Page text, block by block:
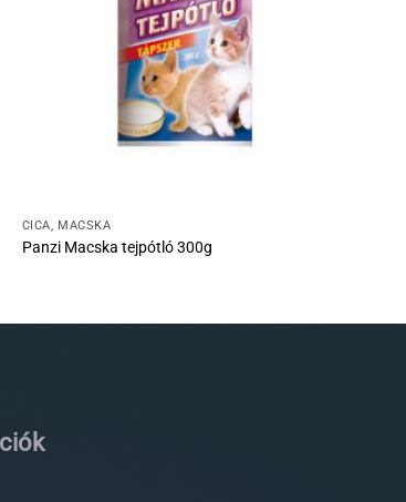
CICA, MACSKA
Panzi Macska tejpótló 300g